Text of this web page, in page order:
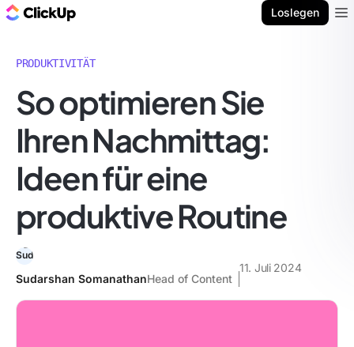
Loslegen
PRODUKTIVITÄT
So optimieren Sie
Ihren Nachmittag:
Ideen für eine
produktive Routine
Sudarshan SomanathanHead of Content
11. Juli 2024